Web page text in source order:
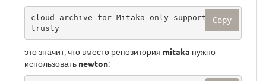
cloud-archive for Mitaka only supported on
trusty
Copy
это значит, что вместо репозитория mitaka нужно
использовать newton: